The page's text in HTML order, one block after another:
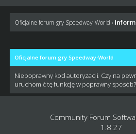
Oficjalne forum gry Speedway-World ›
Oficjalne forum gry Speedway-World
Niepoprawny kod autoryzacji. Czy na
uruchomić tę funkcję w poprawny
Community Forum
1.8.27